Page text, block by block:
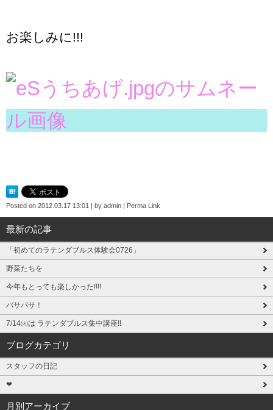
お楽しみに!!!
Posted on 2012.03.17 13:01 | by admin | Perma Link
最新の記事
「初めてのラテンダブルス体験会0726」
野菜たちを
今年もとっても楽しかった!!!!
バサバサ！
7/14㈫は ラテンダブルス集中講座!!
ブログカテゴリ
スタッフの日記
❤
月別アーカイブ